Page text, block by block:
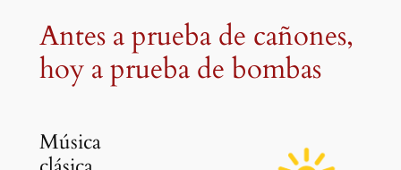
Antes a prueba de cañones,
hoy a prueba de bombas
Música